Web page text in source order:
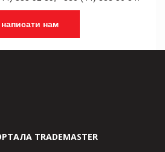
написати нам
TRADEMASTER